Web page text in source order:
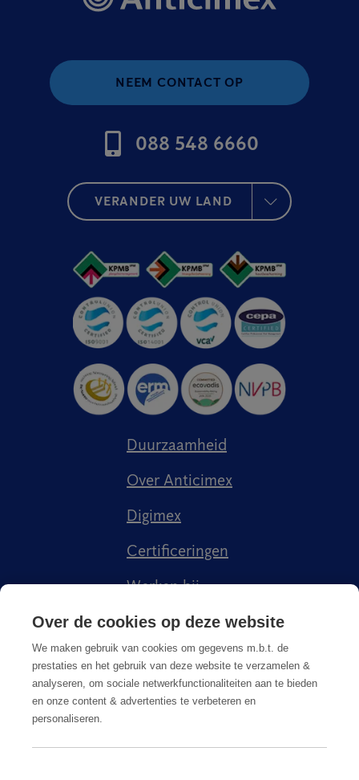
NEEM CONTACT OP
088 548 6660
VERANDER UW LAND
Duurzaamheid
Over Anticimex
Digimex
Certificeringen
Werken bij
Kenniscentrum
Over de cookies op deze website
We maken gebruik van cookies om gegevens m.b.t. de
prestaties en het gebruik van deze website te verzamelen &
analyseren, om sociale netwerkfunctionaliteiten aan te bieden
en onze content & advertenties te verbeteren en
personaliseren.